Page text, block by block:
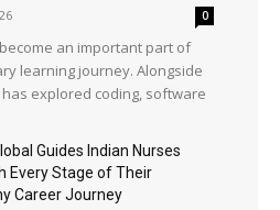
0
an important part of
learning journey. Alongside
explored coding, software
Guides Indian Nurses
Every Stage of Their
Career Journey